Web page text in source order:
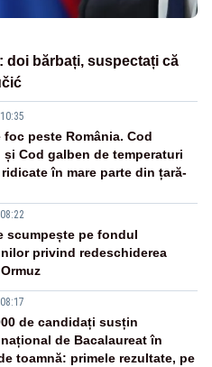
doi bărbați, suspectați că
foc peste România. Cod
Cod galben de temperaturi
în mare parte din țară-
scumpește pe fondul
privind redeschiderea
de candidați susțin
de Bacalaureat în
toamnă: primele rezultate, pe